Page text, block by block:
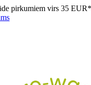
pirkumiem virs 35